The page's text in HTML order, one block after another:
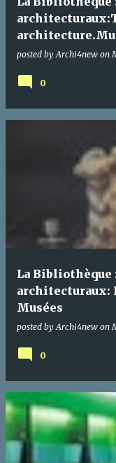
posted by Archi4new on
0
La Bibliothèque
architecturaux:
Musées
posted by Archi4new on
0